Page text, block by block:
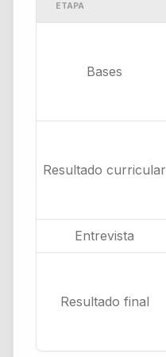
ETAPA
Bases
Resultado curricular
Entrevista
Resultado final